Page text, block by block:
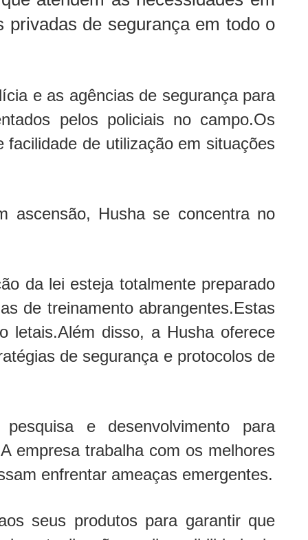
de segurança em todo o
e as agências de segurança para
pelos policiais no campo.Os
de utilização em situações
ascensão, Husha se concentra no
da lei esteja totalmente preparado
de treinamento abrangentes.Estas
letais.Além disso, a Husha oferece
de segurança e protocolos de
e desenvolvimento para
empresa trabalha com os melhores
enfrentar ameaças emergentes.
seus produtos para garantir que